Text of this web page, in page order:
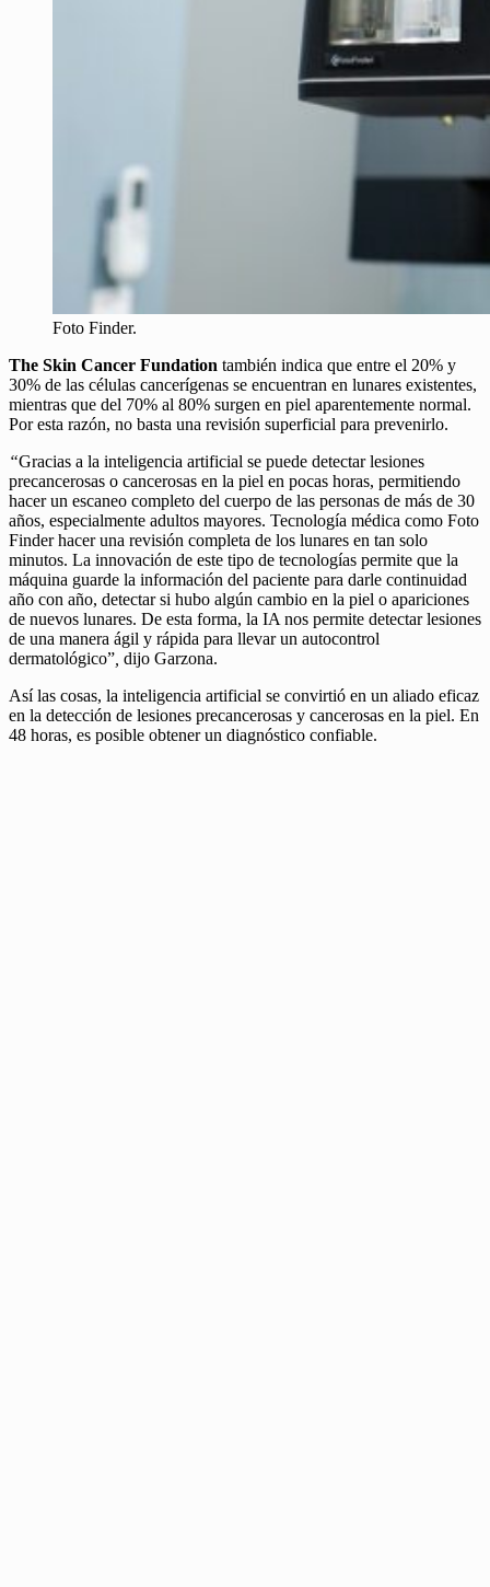
Foto Finder.
The Skin Cancer Fundation también indica que entre el 20% y
30% de las células cancerígenas se encuentran en lunares existentes,
mientras que del 70% al 80% surgen en piel aparentemente normal.
Por esta razón, no basta una revisión superficial para prevenirlo.
“Gracias a la inteligencia artificial se puede detectar lesiones
precancerosas o cancerosas en la piel en pocas horas, permitiendo
hacer un escaneo completo del cuerpo de las personas de más de 30
años, especialmente adultos mayores. Tecnología médica como Foto
Finder hacer una revisión completa de los lunares en tan solo
minutos. La innovación de este tipo de tecnologías permite que la
máquina guarde la información del paciente para darle continuidad
año con año, detectar si hubo algún cambio en la piel o apariciones
de nuevos lunares. De esta forma, la IA nos permite detectar lesiones
de una manera ágil y rápida para llevar un autocontrol
dermatológico” dijo Garzona.
Así las cosas, la inteligencia artificial se convirtió en un aliado eficaz
en la detección de lesiones precancerosas y cancerosas en la piel. En
48 horas, es posible obtener un diagnóstico confiable.